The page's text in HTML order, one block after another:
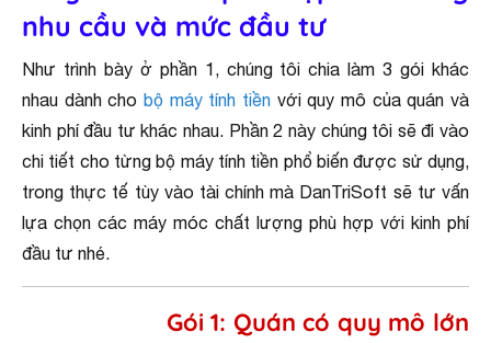
nhu cầu và mức đầu tư
Như trình bày ở phần 1, chúng tôi chia làm 3 gói khác
nhau dành cho bộ máy tính tiền với quy mô của quán và
kinh phí đầu tư khác nhau. Phần 2 này chúng tôi sẽ đi vào
chi tiết cho từng bộ máy tính tiền phổ biến được sử dụng,
trong thực tế tùy vào tài chính mà DanTriSoft sẽ tư vấn
lựa chọn các máy móc chất lượng phù hợp với kinh phí
đầu tư nhé.
Gói 1: Quán có quy mô lớn